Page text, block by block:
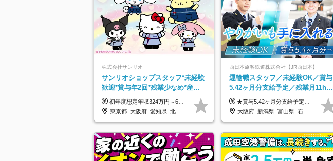
株式会社サンリオ
サンリオショップスタッフ*未経験
歓迎*賞与年2回*残業少なめ*産育
休取得実績豊富*可愛い制服*社割
有
初年度想定年収324万円～690万円！ ◆全国一律 月給230,000円～＋賞与＋通勤手当＋役職手当＋時間外手当 《手当充実！》 ＊昇給/年1回 ＊賞与/年2回（7月/12月） ＊通勤手当：交通費支給（規定あり） ＊時間外手当 ＊販売職手当 ＊役職手当 《キャリアパス》 ▼店長（32歳）／年収400万円 ▼トレーナー（37歳）／年収500万円 ▼SV（40歳）／年収570万円 ※SVとして活躍された場合、574万円以上に昇給も目指せます。 日頃のお店での頑張りをしっかり評価する体制を整えており、 ご自身の努力次第で昇給する制度を用意しています！ 《ゆくゆくは・・・》 ■店舗スタッフをとりまとめ、お店づくりを主体で行う店長へ ■複数店舗を統括するトレーナーへとキャリアアップ ■様々な規模の店舗を経験しSVとして活躍した後は、本社の教育担当や店舗支援を担う本部スタッフとして活躍いただけます。 ※経験・能力を考慮の上、当社規定により優遇いたします。 ※入社日から6カ月間の試用期間あり。その間の待遇に差異はありません。
東京都_大阪府_愛知県_北海道_栃木県_静岡県_兵庫県_京都府_福岡県
西日本旅客鉄道株式会社【JR西日本】
運輸職スタッフ／未経験OK／賞与
5.42ヶ月分支給予定／残業月11h程
／年休119日+有給平均18.7日
★賞与5.42ヶ月分支給予定あり！ （大卒以上）月給24万1,692円～39万5,780円＋各種手当＋賞与2回 （高卒以上）月給22万2,662円～39万5,780円＋各種手当＋賞与2回 ※上記は2025年度新卒支払額（京阪神地区）となります ※勤務地・学歴で異なり、ご経験・能力等をふまえた金額を加算します ※残業代は別途全額支給します ※当社規程に基づき決定します ※試用期間あり（3ヶ月／待遇に変更はありません） ※基本給以外の諸手当として扶養・職務・時間外・通勤手当等を支給します ※京阪神地区以外の勤務地の場合 月給（大卒）23万0,706円～／月給（高卒）21万2,541円～となります
大阪府_新潟県_富山県_石川県_福井県_三重県_兵庫県_京都府_滋賀県_奈良県_和歌山県_広島県_岡山県_鳥取県_島根県_山口県_福岡県